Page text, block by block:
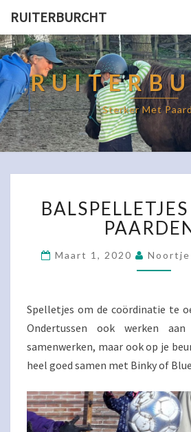
RUITERBURCHT
Sterker Met
MET
DE
Maart 1, 2020 Noortje
Spelletjes om de coördinatie te
Ondertussen ook werken
samenwerken, maar ook op je
heel goed samen met Binky of